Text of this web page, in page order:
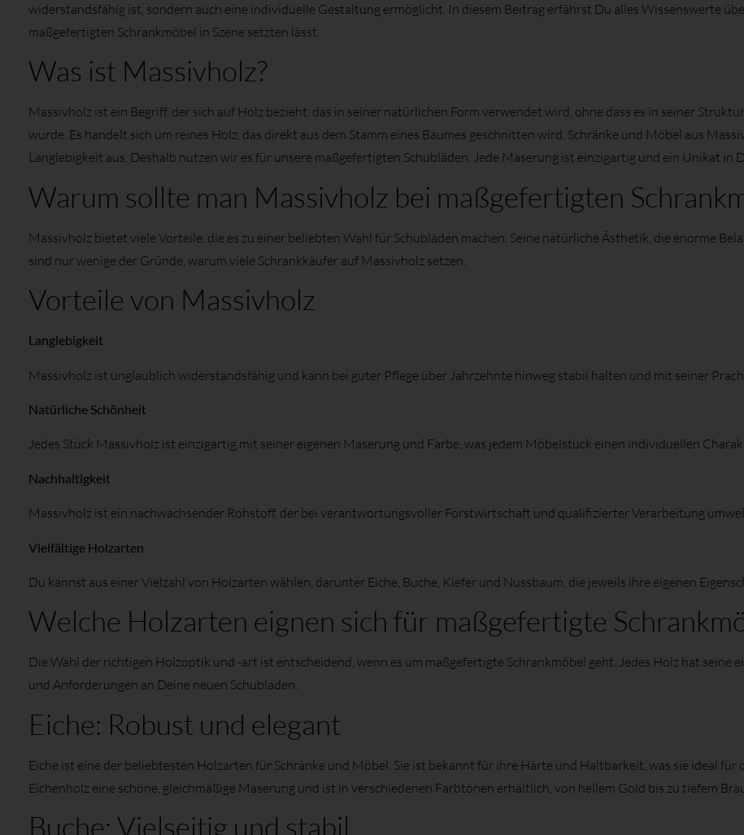
widerstandsfähig ist, sondern auch eine individuelle Gestaltung ermöglicht. In diesem Beitrag erfährst Du alles Wissenswerte
maßgefertigten Schrankmöbel in Szene setzten lässt.
Was ist Massivholz?
Massivholz ist ein Begriff, der sich auf Holz bezieht, das in seiner natürlichen Form verwendet wird, ohne dass es in seiner
wurde. Es handelt sich um reines Holz, das direkt aus dem Stamm eines Baumes geschnitten wird. Schränke und Möbel aus
Langlebigkeit aus. Deshalb nutzen wir es für unsere maßgefertigten Schubläden. Jede Maserung ist einzigartig und ein Unikat in
Warum sollte man Massivholz bei maßgefertigten
Massivholz bietet viele Vorteile, die es zu einer beliebten Wahl für Schubläden machen. Seine natürliche Ästhetik, die enorme
sind nur wenige der Gründe, warum viele Schrankkäufer auf Massivholz setzen.
Vorteile von Massivholz
Langlebigkeit
Massivholz ist unglaublich widerstandsfähig und kann bei guter Pflege über Jahrzehnte hinweg stabil halten und mit seiner
Natürliche Schönheit
Jedes Stück Massivholz ist einzigartig mit seiner eigenen Maserung und Farbe, was jedem Möbelstück einen individuellen
Nachhaltigkeit
Massivholz ist ein nachwachsender Rohstoff, der bei verantwortungsvoller Forstwirtschaft und qualifizierter Verarbeitung
Vielfältige Holzarten
Du kannst aus einer Vielzahl von Holzarten wählen, darunter Eiche, Buche, Kiefer und Nussbaum, die jeweils ihre eigenen
Welche Holzarten eignen sich für maßgefertigte
Die Wahl der richtigen Holzoptik und -art ist entscheidend, wenn es um maßgefertigte Schrankmöbel geht. Jedes Holz hat seine
und Anforderungen an Deine neuen Schubladen.
Eiche: Robust und elegant
Eiche ist eine der beliebtesten Holzarten für Schränke und Möbel. Sie ist bekannt für ihre Härte und Haltbarkeit, was sie ideal
Eichenholz eine schöne, gleichmäßige Maserung und ist in verschiedenen Farbtönen erhältlich, von hellem Gold bis zu tiefem
Buche: Vielseitig und stabil